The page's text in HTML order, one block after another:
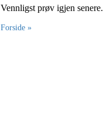
Vennligst prøv igjen senere.
Forside »